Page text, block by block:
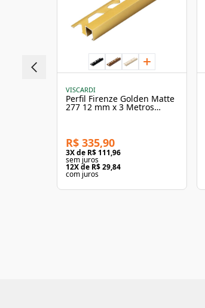
VISCARDI
Perfil Firenze Golden Matte
277 12 mm x 3 Metros
R$ 335,90
3X de R$ 111,96
sem juros
12X de R$ 29,84
com juros